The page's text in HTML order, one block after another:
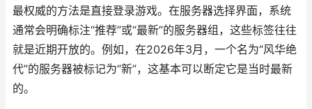
最权威的方法是直接登录游戏。在服务器选择界面，系统
通常会明确标注“推荐”或“最新”的服务器组，这些标签往往
就是近期开放的。例如，在2026年3月，一个名为“风华绝
代”的服务器被标记为“新”，这基本可以断定它是当时最新
的。